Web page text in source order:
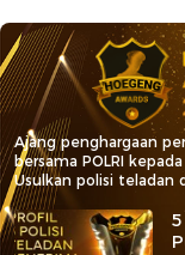
Ajang penghargaan
bersama POLRI
Usulkan polisi teladan